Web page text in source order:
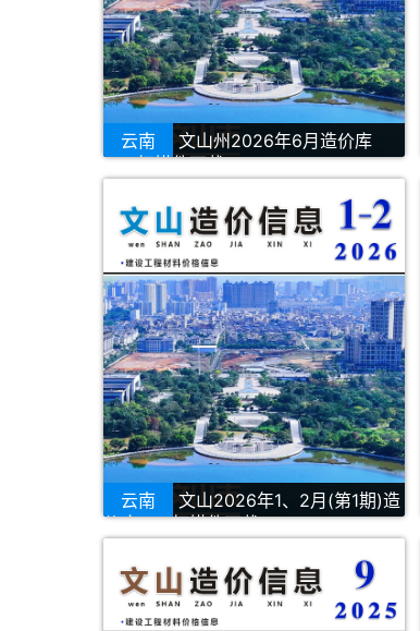
云南
文山州2026年6月造价库
PDF扫描件下载
云南
文山2026年1、2月(第1期)造
价库PDF扫描件下载